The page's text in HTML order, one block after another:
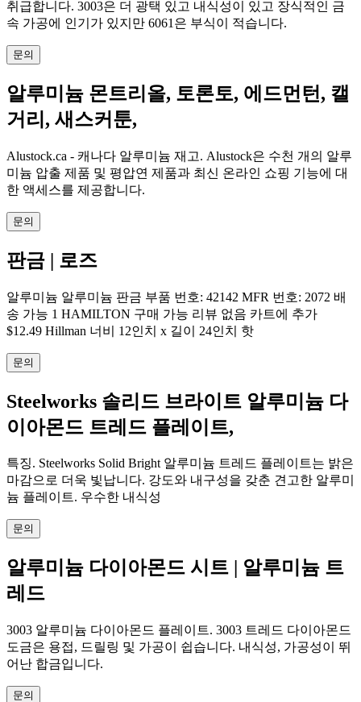
취급합니다. 3003은 더 광택 있고 내식성이 있고 장식적인 금
속 가공에 인기가 있지만 6061은 부식이 적습니다.
문의
알루미늄 몬트리올, 토론토, 에드먼턴, 캘
거리, 새스커툰,
Alustock.ca - 캐나다 알루미늄 재고. Alustock은 수천 개의 알루
미늄 압출 제품 및 평압연 제품과 최신 온라인 쇼핑 기능에 대
한 액세스를 제공합니다.
문의
판금 | 로즈
알루미늄 알루미늄 판금 부품 번호: 42142 MFR 번호: 2072 배
송 가능 1 HAMILTON 구매 가능 리뷰 없음 카트에 추가
$12.49 Hillman 너비 12인치 x 길이 24인치 핫
문의
Steelworks 솔리드 브라이트 알루미늄 다
이아몬드 트레드 플레이트,
특징. Steelworks Solid Bright 알루미늄 트레드 플레이트는 밝은
마감으로 더욱 빛납니다. 강도와 내구성을 갖춘 견고한 알루미
늄 플레이트. 우수한 내식성
문의
알루미늄 다이아몬드 시트 | 알루미늄 트
레드
3003 알루미늄 다이아몬드 플레이트. 3003 트레드 다이아몬드
도금은 용접, 드릴링 및 가공이 쉽습니다. 내식성, 가공성이 뛰
어난 합금입니다.
문의